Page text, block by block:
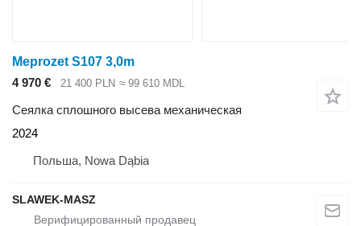
Meprozet S107 3,0m
4 970 €
21 400 PLN ≈ 99 610 MDL
Сеялка сплошного высева механическая
2024
Польша, Nowa Dąbia
SLAWEK-MASZ